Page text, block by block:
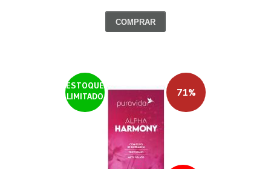
COMPRAR
ESTOQUE
LIMITADO
71%